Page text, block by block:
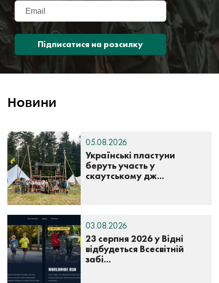
Підписатися на розсилку
Новини
Українські пластуни
беруть участь у
скаутському дж...
05.08.2026
23 серпня 2026 у Відні
відбудеться Всесвітній
забі...
03.08.2026